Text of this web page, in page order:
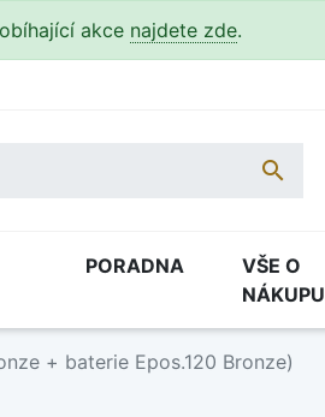
akce najdete zde.

PORADNA
VŠE O
NÁKUPU
+ baterie Epos.120 Bronze)